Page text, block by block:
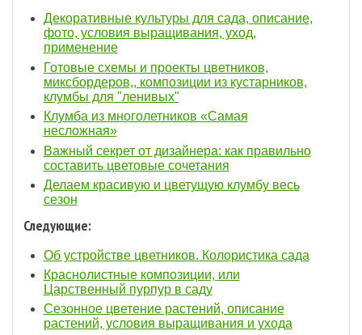
Декоративные культуры для сада, описание,
фото, условия выращивания, уход,
применение
Готовые схемы и проекты цветников,
миксбордеров,, композиции из кустарников,
клумбы для "ленивых"
Клумба из многолетников «Самая
несложная»
Важный секрет от дизайнера: как правильно
составить цветовые сочетания
Делаем красивую и цветущую клумбу весь
сезон
Следующие:
Об устройстве цветников. Колористика сада
Краснолистные композиции, или
Царственный пурпур в саду
Сезонное цветение растений, описание
растений, условия выращивания и ухода